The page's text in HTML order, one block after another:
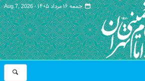
جمعه ۱۶ مرداد ۱۴۰۵ - Aug 7, 2026